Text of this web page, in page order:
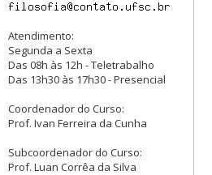
Atendimento:
Segunda a Sexta
Das 08h às 12h - Teletrabalho
Das 13h30 às 17h30 - Presencial
Coordenador do Curso:
Prof. Ivan Ferreira da Cunha
Subcoordenador do Curso:
Prof. Luan Corrêa da Silva